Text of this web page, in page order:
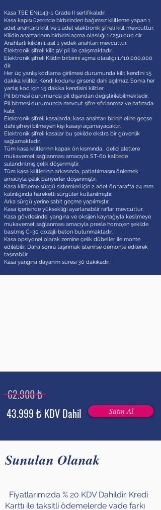
Kasa TSE EN1143-1 Grade II sertifikalıdır.
Kasa kapısı üzerinde birbirinden bağımsız kilitleme yapan 1
adet anahtarlı kilit ve 1 adet elektronik şifreli kilit mevcuttur.
Kilidin anahtarların birbirini açma olasılığı 1/250.000 dir.
Anahtarlı kilidin 1 asıl 1 yedek anahtarı mevcuttur.
Elektronik şifreli kilit 9V pil ile çalışmaktadır.
Elektronik şifreli Kilidin birbirini açma olasılığı 1/10,000,000
dir.
Her üç yanlış kodlama girilmesi durumunda kilit kendini 15
dakika kilitler. Kendi kodunu girseniz dahi açılmaz. Sonra her
yanlış kod için 15 dakika kendisini kilitler
Pil bitmesi durumunda pil dışarıdan değiştirilebilmektedir.
Pil bitmesi durumunda mevcut şifre sıfırlanmaz ve hafızada
kalır.
Elektronik şifreli kasalarda; kasa anahtarı birinin eline geçse
dahi şifreyi bilmeyen kişi kasayı açamayacaktır.
Elektronik şifreli kasalar bu şekilde ekstra bir güvenlik
sağlamaktadır.
Tüm kasa kilitlerinin kapak ön kısmında, delici aletlere
mukavemet sağlanması amacıyla ST-60 kalitede
sulandırılmış çelik döşenmiştir.
Tüm kasa kilitlerinin arkasında, patlatılmasını önlemek
amacıyla çelik bariyerler döşenmiştir.
Kasa kilitleme sürgü sistemleri için 2 adet ön tarafta 24 mm
kalınlığında hareketli sürgüler kullanılmıştır.
Arka sürgü yerine sabit geçme yapılmıştır.
Kasa içerisinde yüksekliği ayarlanabilir raflar mevcuttur.
Kasa gövdesinde, yangına ve oksijen kaynağıyla kesilmeye
mukavemet sağlanması amacıyla presle homojen şekilde
basılmış C-30 dozajlı beton bulunmaktadır.
Kasa opsiyonel olarak zemine çelik dübeller ile monte
edilebilir. Daha sonra taşınmak istenirse demonte edilerek
taşınabilir.
Kasa yangına dayanım süresi 30 dakikadır.
62.900 ₺
43.999 ₺ KDV Dahil
Satın Al
Sunulan Olanak
Fiyatlarımızda % 20 KDV Dahildir. Kredi
Karttı ile taksitli ödemelerde vade farkı